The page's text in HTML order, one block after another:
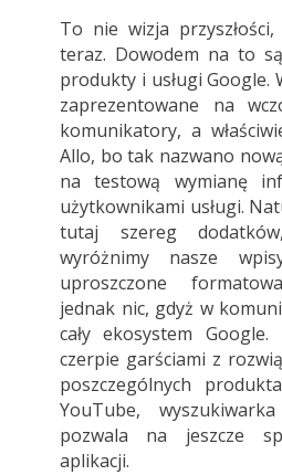
To nie wizja
teraz. Dowodem na to
produkty i usługi Google.
zaprezentowane na
komunikatory, a
Allo, bo tak nazwano
na testową wymianę
użytkownikami usługi.
tutaj szereg
wyróżnimy nasze
uproszczone
jednak nic, gdyż w
cały ekosystem
czerpie garściami z
poszczególnych
YouTube,
pozwala na jeszcze
aplikacji.